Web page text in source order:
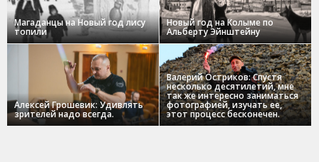
Магаданцы на Новый год лису
топили
Новый год на Колыме по
Альберту Эйнштейну
Алексей Грошевик: Удивлять
зрителей надо всегда.
Валерий Остриков: Спустя
несколько десятилетий, мне
так же интересно заниматься
фотографией, изучать ее,
этот процесс бесконечен.